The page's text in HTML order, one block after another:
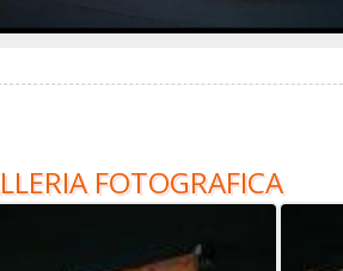
FOTOGRAFICA